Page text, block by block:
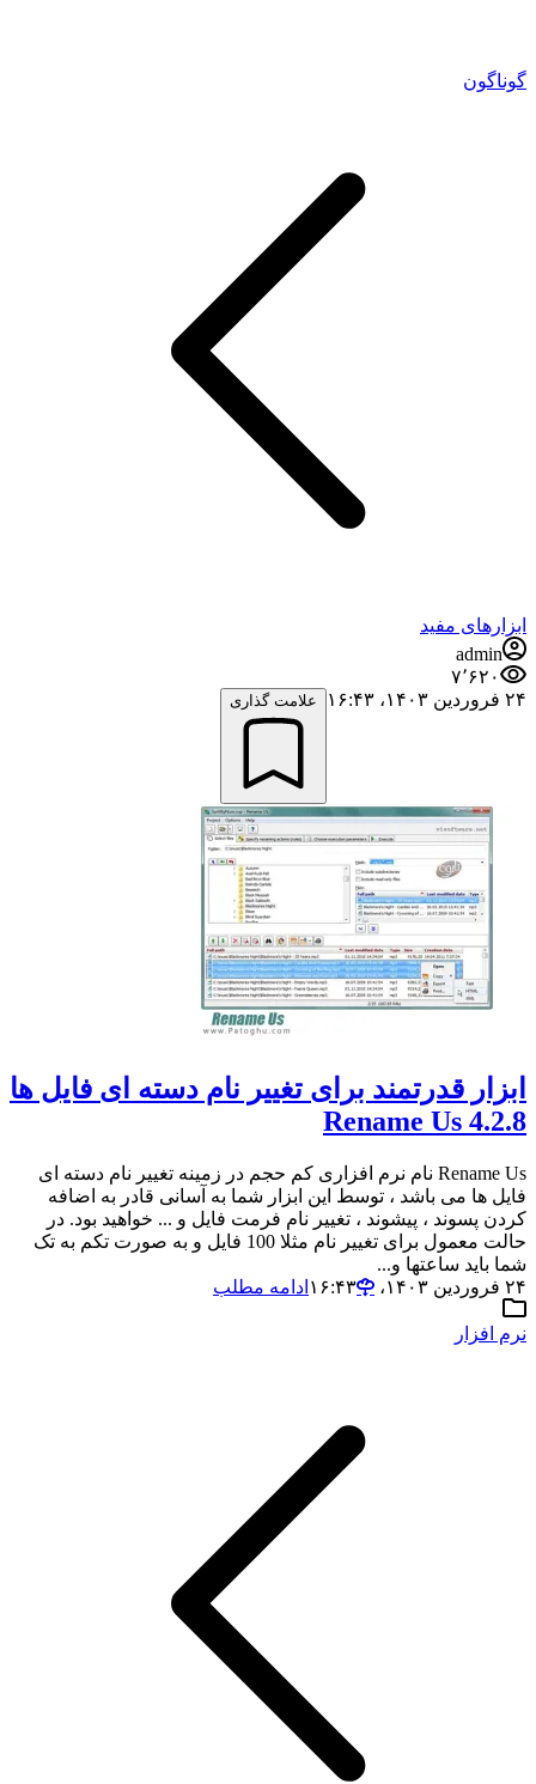
گوناگون
ابزارهای مفید
admin
۷٬۶۲۰
۲۴ فروردین ۱۴۰۳،‏ ۱۶:۴۳
علامت گذاری
ابزار قدرتمند برای تغییر نام دسته ای فایل ها
Rename Us 4.2.8
Rename Us نام نرم افزاری کم حجم در زمینه تغییر نام دسته ای
فایل ها می باشد ، توسط این ابزار شما به آسانی قادر به اضافه
کردن پسوند ، پیشوند ، تغییر نام فرمت فایل و ... خواهید بود. در
حالت معمول برای تغییر نام مثلا 100 فایل و به صورت تکم به تک
شما باید ساعتها و...
۲۴ فروردین ۱۴۰۳،‏ ۱۶:۴۳
ادامه مطلب
نرم افزار